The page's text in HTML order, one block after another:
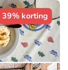
39% korting